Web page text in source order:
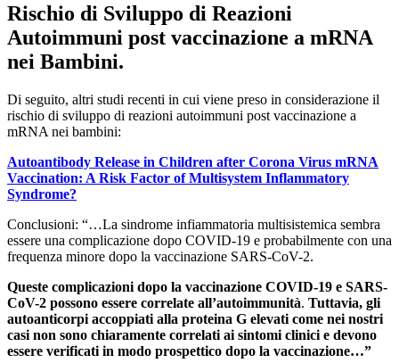
Rischio di Sviluppo di Reazioni
Autoimmuni post vaccinazione a mRNA
nei Bambini.
Di seguito, altri studi recenti in cui viene preso in considerazione il
rischio di sviluppo di reazioni autoimmuni post vaccinazione a
mRNA nei bambini:
Autoantibody Release in Children after Corona Virus mRNA
Vaccination: A Risk Factor of Multisystem Inflammatory
Syndrome?
Conclusioni: “…La sindrome infiammatoria multisistemica sembra
essere una complicazione dopo COVID-19 e probabilmente con una
frequenza minore dopo la vaccinazione SARS-CoV-2.
Queste complicazioni dopo la vaccinazione COVID-19 e SARS-
CoV-2 possono essere correlate all’autoimmunità. Tuttavia, gli
autoanticorpi accoppiati alla proteina G elevati come nei nostri
casi non sono chiaramente correlati ai sintomi clinici e devono
essere verificati in modo prospettico dopo la vaccinazione…”